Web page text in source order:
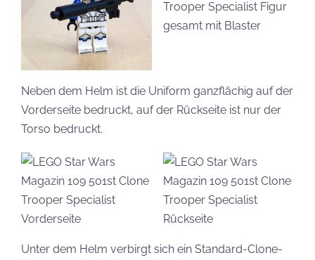
Neben dem Helm ist die Uniform ganzflächig auf der
Vorderseite bedruckt, auf der Rückseite ist nur der
Torso bedruckt.
Unter dem Helm verbirgt sich ein Standard-Clone-